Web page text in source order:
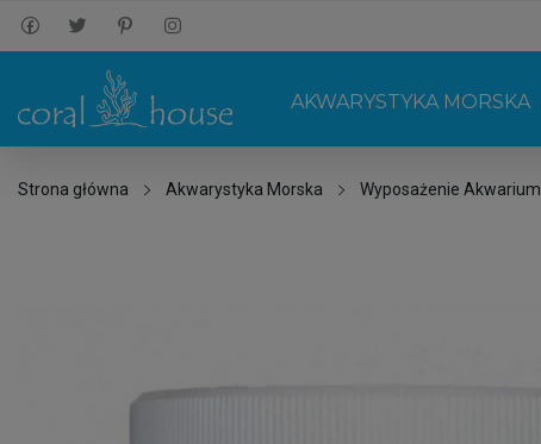
AKWARYSTYKA MORSKA
Strona główna Akwarystyka Morska Wyposażenie Akwarium